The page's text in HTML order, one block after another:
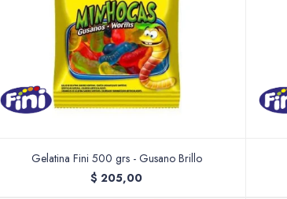
Gelatina Fini 500 grs - Gusano Brillo
$ 205,00